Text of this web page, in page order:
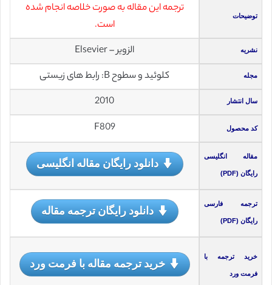
توضیحات
ترجمه این مقاله به صورت خلاصه انجام شده
است.
نشریه الزویر – Elsevier
مجله کلوئید و سطوح B: رابط های زیستی
سال انتشار 2010
کد محصول F809
مقاله انگلیسی
رایگان (PDF)
دانلود رایگان مقاله انگلیسی
ترجمه فارسی
رایگان (PDF)
دانلود رایگان ترجمه مقاله
خرید ترجمه با
فرمت ورد
خرید ترجمه مقاله با فرمت ورد